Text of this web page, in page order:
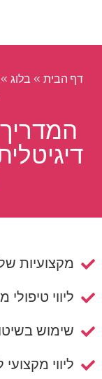
דף הבית » בלוג »
מקצועיות של
ליווי
שימוש
ליווי